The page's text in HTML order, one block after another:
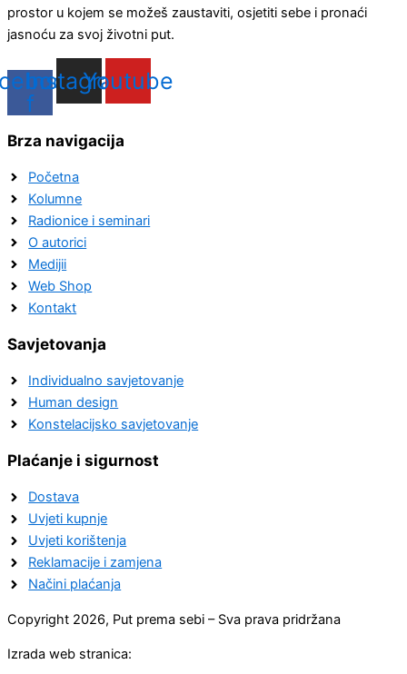
prostor u kojem se možeš zaustaviti, osjetiti sebe i pronaći
jasnoću za svoj životni put.
f
Instagram
Youtube
Brza navigacija
Početna
Kolumne
Radionice i seminari
O autorici
Medijii
Web Shop
Kontakt
Savjetovanja
Individualno savjetovanje
Human design
Konstelacijsko savjetovanje
Plaćanje i sigurnost
Dostava
Uvjeti kupnje
Uvjeti korištenja
Reklamacije i zamjena
Načini plaćanja
Copyright 2026, Put prema sebi – Sva prava pridržana
Izrada web stranica: